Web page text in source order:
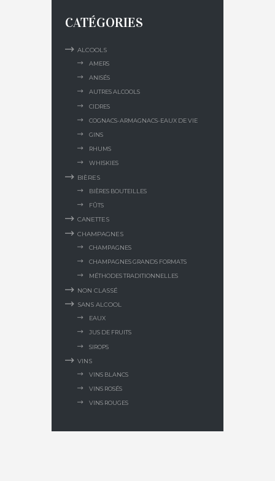
CATÉGORIES
ALCOOLS
AMERS
ANISÉS
AUTRES ALCOOLS
CIDRES
COGNACS-ARMAGNACS-EAUX DE VIE
GINS
RHUMS
WHISKIES
BIÈRES
BIÈRES BOUTEILLES
FÛTS
CANETTES
CHAMPAGNES
CHAMPAGNES
CHAMPAGNES GRANDS FORMATS
MÉTHODES TRADITIONNELLES
NON CLASSÉ
SANS ALCOOL
EAUX
JUS DE FRUITS
SIROPS
VINS
VINS BLANCS
VINS ROSÉS
VINS ROUGES